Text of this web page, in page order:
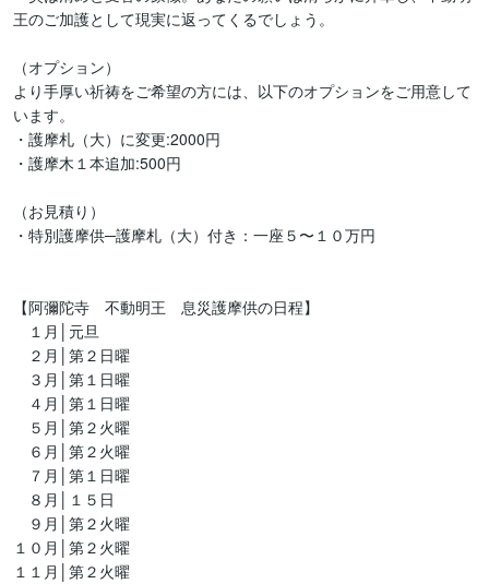
王のご加護として現実に返ってくるでしょう。
（オプション）
より手厚い祈祷をご希望の方には、以下のオプションをご用意して
います。
・護摩札（大）に変更:2000円
・護摩木１本追加:500円
（お見積り）
・特別護摩供─護摩札（大）付き：一座５〜１０万円
【阿彌陀寺　不動明王　息災護摩供の日程】
１月│元旦
２月│第２日曜
３月│第１日曜
４月│第１日曜
５月│第２火曜
６月│第２火曜
７月│第１日曜
８月│１５日
９月│第２火曜
１０月│第２火曜
１１月│第２火曜